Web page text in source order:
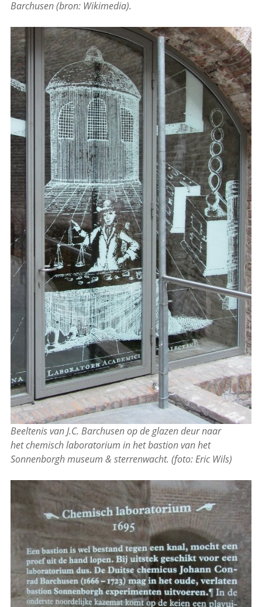
Barchusen (bron: Wikimedia).
Beeltenis van J.C. Barchusen op de glazen deur naar
het chemisch laboratorium in het bastion van het
Sonnenborgh museum & sterrenwacht. (foto: Eric Wils)